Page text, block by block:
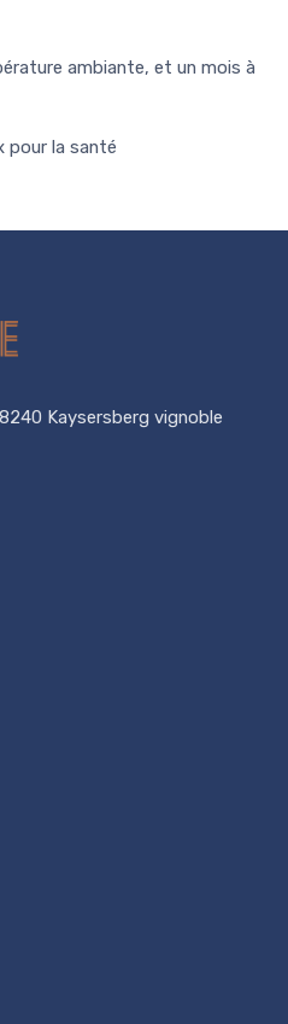
ambiante, et un mois à
pour la santé
Kaysersberg vignoble